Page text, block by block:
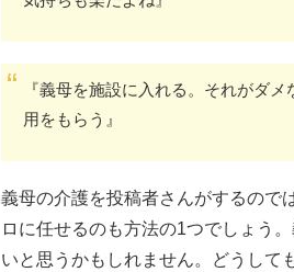
『義母を施設に入れる。それがダ
用をもらう』
義母の介護を投稿者さんがするので
ロに任せるのも方法の1つでしょう
いと思うかもしれません。どうして